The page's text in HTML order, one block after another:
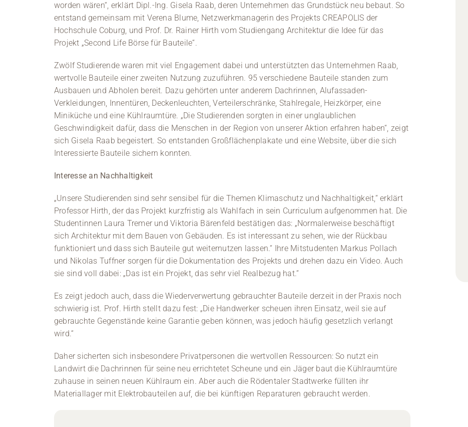
worden wären“, erklärt Dipl.-Ing. Gisela Raab, deren Unternehmen das Grundstück neu bebaut. So
entstand gemeinsam mit Verena Blume, Netzwerkmanagerin des Projekts CREAPOLIS der
Hochschule Coburg, und Prof. Dr. Rainer Hirth vom Studiengang Architektur die Idee für das
Projekt „Second Life Börse für Bauteile“.
Zwölf Studierende waren mit viel Engagement dabei und unterstützten das Unternehmen Raab,
wertvolle Bauteile einer zweiten Nutzung zuzuführen. 95 verschiedene Bauteile standen zum
Ausbauen und Abholen bereit. Dazu gehörten unter anderem Dachrinnen, Alufassaden-
Verkleidungen, Innentüren, Deckenleuchten, Verteilerschränke, Stahlregale, Heizkörper, eine
Miniküche und eine Kühlraumtüre. „Die Studierenden sorgten in einer unglaublichen
Geschwindigkeit dafür, dass die Menschen in der Region von unserer Aktion erfahren haben“, zeigt
sich Gisela Raab begeistert. So entstanden Großflächenplakate und eine Website, über die sich
Interessierte Bauteile sichern konnten.
Interesse an Nachhaltigkeit
„Unsere Studierenden sind sehr sensibel für die Themen Klimaschutz und Nachhaltigkeit,“ erklärt
Professor Hirth, der das Projekt kurzfristig als Wahlfach in sein Curriculum aufgenommen hat. Die
Studentinnen Laura Tremer und Viktoria Bärenfeld bestätigen das: „Normalerweise beschäftigt
sich Architektur mit dem Bauen von Gebäuden. Es ist interessant zu sehen, wie der Rückbau
funktioniert und dass sich Bauteile gut weiternutzen lassen.“ Ihre Mitstudenten Markus Pollach
und Nikolas Tuffner sorgen für die Dokumentation des Projekts und drehen dazu ein Video. Auch
sie sind voll dabei: „Das ist ein Projekt, das sehr viel Realbezug hat.“
Es zeigt jedoch auch, dass die Wiederverwertung gebrauchter Bauteile derzeit in der Praxis noch
schwierig ist. Prof. Hirth stellt dazu fest: „Die Handwerker scheuen ihren Einsatz, weil sie auf
gebrauchte Gegenstände keine Garantie geben können, was jedoch häufig gesetzlich verlangt
wird.“
Daher sicherten sich insbesondere Privatpersonen die wertvollen Ressourcen: So nutzt ein
Landwirt die Dachrinnen für seine neu errichtetet Scheune und ein Jäger baut die Kühlraumtüre
zuhause in seinen neuen Kühlraum ein. Aber auch die Rödentaler Stadtwerke füllten ihr
Materiallager mit Elektrobauteilen auf, die bei künftigen Reparaturen gebraucht werden.